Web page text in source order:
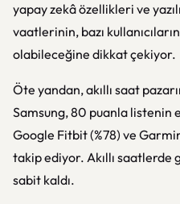
yapay zekâ özellikleri ve
vaatlerinin, bazı
olabileceğine dikkat çekiyor.
Öte yandan, akıllı saat
Samsung, 80 puanla listenin
Google Fitbit (%78) ve
takip ediyor. Akıllı saatlerde
sabit kaldı.